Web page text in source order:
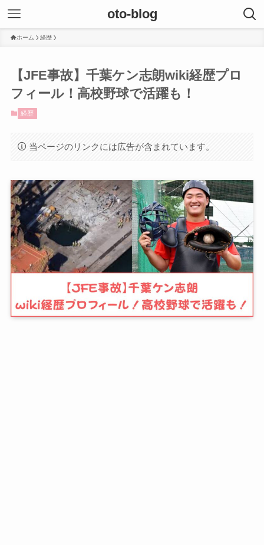
oto-blog
ホーム 経歴
【JFE事故】千葉ケン志朗wiki経歴プロ
フィール！高校野球で活躍も！
経歴
当ページのリンクには広告が含まれています。